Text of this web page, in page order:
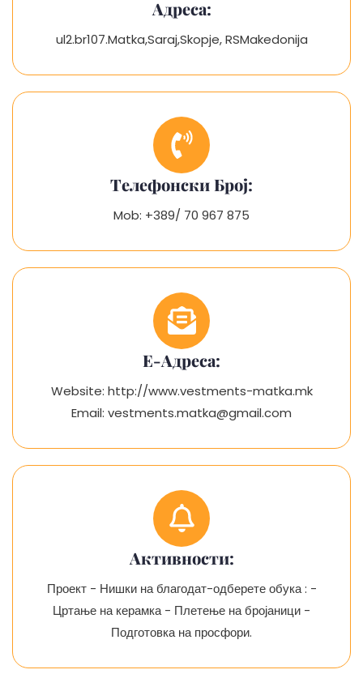
Адреса:
ul2.br107.Matka,Saraj,Skopje, RSMakedonija
Телефонски Број:
Mob: +389/ 70 967 875
Е-Адреса:
Website: http://www.vestments-matka.mk
Email: vestments.matka@gmail.com
Aктивности:
Проект - Нишки на благодат-одберете обука : -
Цртање на керамка - Плетење на бројаници -
Подготовка на просфори.